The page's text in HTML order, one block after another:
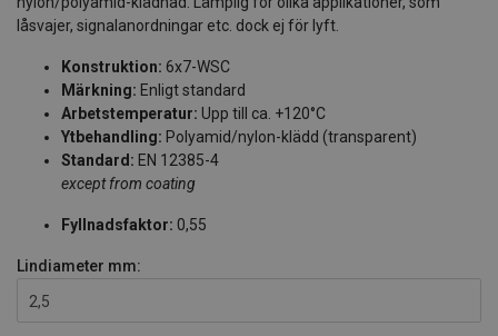
låsvajer, signalanordningar etc. dock ej för lyft.
Konstruktion: 6x7-WSC
Märkning: Enligt standard
Arbetstemperatur: Upp till ca. +120°C
Ytbehandling: Polyamid/nylon-klädd (transparent)
Standard: EN 12385-4
except from coating
Fyllnadsfaktor: 0,55
Lindiameter mm:
2,5